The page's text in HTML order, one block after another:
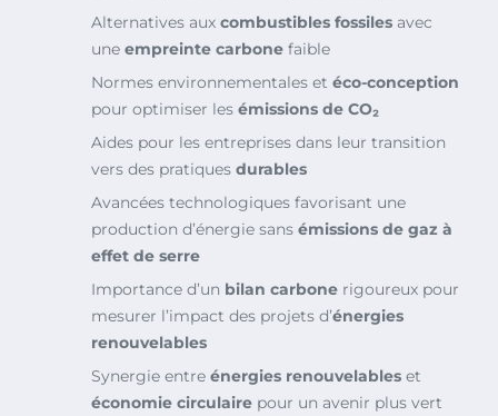
Alternatives aux combustibles fossiles avec
une empreinte carbone faible
Normes environnementales et éco-conception
pour optimiser les émissions de CO₂
Aides pour les entreprises dans leur transition
vers des pratiques durables
Avancées technologiques favorisant une
production d’énergie sans émissions de gaz à
effet de serre
Importance d’un bilan carbone rigoureux pour
mesurer l’impact des projets d’énergies
renouvelables
Synergie entre énergies renouvelables et
économie circulaire pour un avenir plus vert